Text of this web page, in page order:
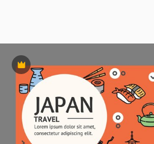
Премиум